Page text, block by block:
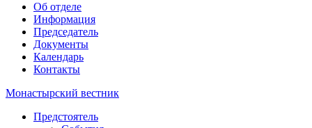
Об отделе
Информация
Председатель
Документы
Календарь
Контакты
Монастырский вестник
Предстоятель